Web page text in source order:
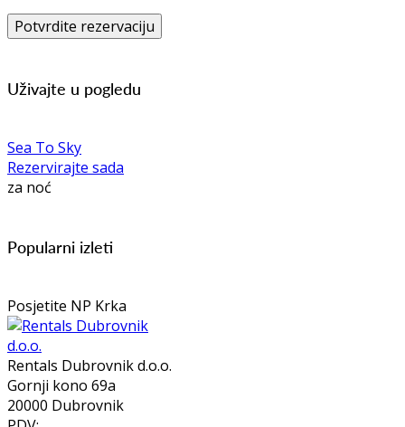
Uživajte u pogledu
Sea To Sky
Rezervirajte sada
za noć
Popularni izleti
Posjetite NP Krka
Rentals Dubrovnik d.o.o.
Gornji kono 69a
20000 Dubrovnik